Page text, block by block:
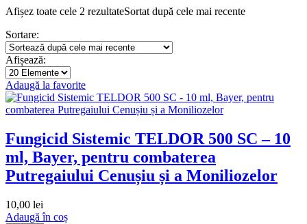
Afișez toate cele 2 rezultateSortat după cele mai recente
Sortare:
Afișează:
Adaugă la favorite
Fungicid Sistemic TELDOR 500 SC – 10
ml, Bayer, pentru combaterea
Putregaiului Cenușiu și a Moniliozelor
10,00 lei
Adaugă în coș